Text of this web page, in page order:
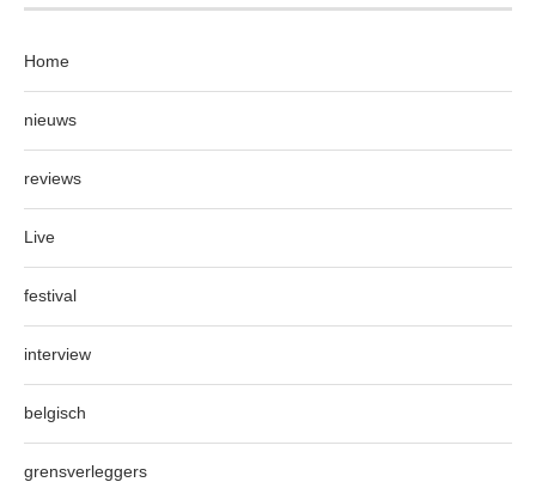
Home
nieuws
reviews
Live
festival
interview
belgisch
grensverleggers